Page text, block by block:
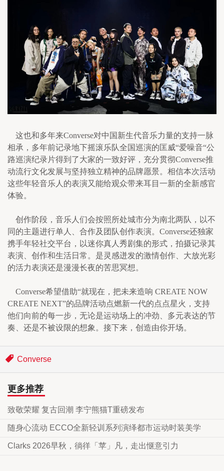
这也和多年来Converse对中国新生代音乐力量的支持一脉
相承，多年前记录地下摇滚乐队全国巡演的匡威“爱噪音“公
路巡演纪录片得到了大家的一致好评，充分贯彻Converse推
动流行文化发展与坚持独立精神的品牌愿景。相信本次活动
这些年轻音乐人的表演又能给观众带来耳目一新的全新感官
体验。
创作阶段，音乐人们会按照所处城市分为南北两队，以不
同的主题进行单人、合作及团队创作表演。Converse还独家
携手年轻社交平台，以迷你真人秀剧集的形式，拍摄记录其
表演、创作和生活日常。是灵感迸发的激情创作、大放光彩
的活力表演还是漫漫长夜的苦思冥想。
Converse希望借助“就现在，把未来造响 CREATE NOW
CREATE NEXT”的品牌活动点燃新一代的点点星火，支持
他们向前的每一步，无论是运动场上的冲劲、多元表达的节
奏、还是不被设限的想象。接下来，创造由你开场。
Converse
更多推荐
致敬荣耀 复古回潮 李宁熊猫T重磅发布
随身心流动 ECCO全新轻训系列演绎都市运动时装美学
Clarks 2026早秋，徜徉「苹」凡，走出惬意引力